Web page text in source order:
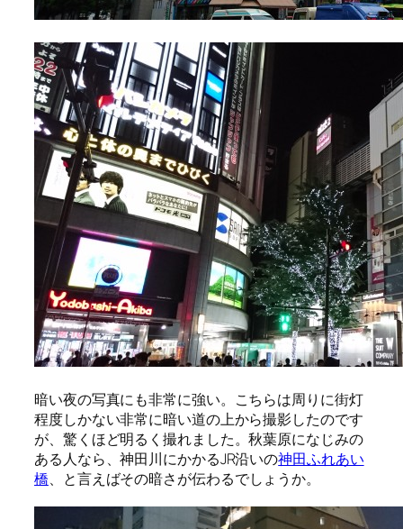
暗い夜の写真にも非常に強い。こちらは周りに街灯
程度しかない非常に暗い道の上から撮影したのです
が、驚くほど明るく撮れました。秋葉原になじみの
ある人なら、神田川にかかるJR沿いの神田ふれあい
橋、と言えばその暗さが伝わるでしょうか。